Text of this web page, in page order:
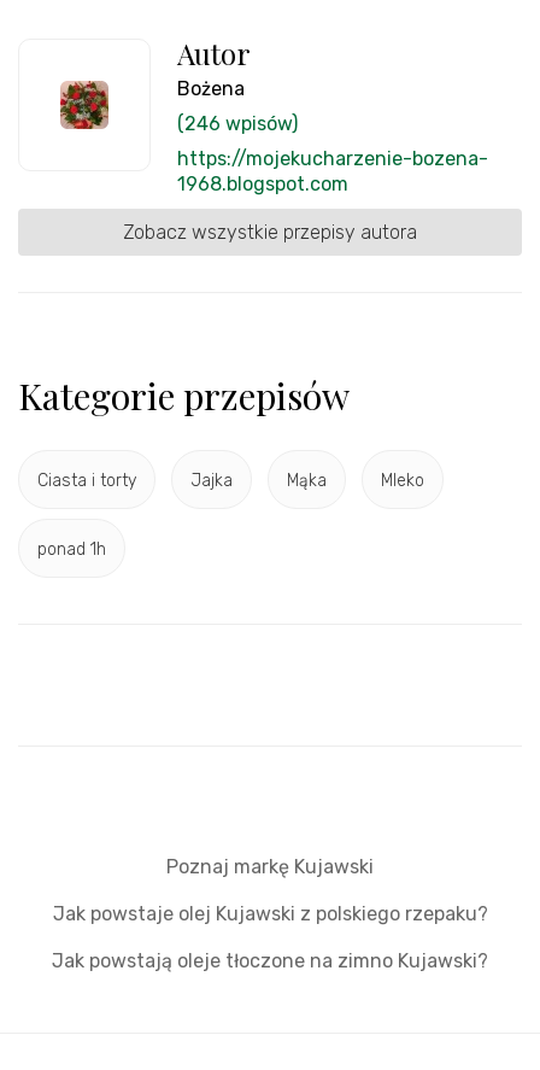
Autor
Bożena
(246 wpisów)
https://mojekucharzenie-bozena-
1968.blogspot.com
Zobacz wszystkie przepisy autora
Kategorie przepisów
Ciasta i torty Jajka Mąka Mleko
ponad 1h
Poznaj markę Kujawski
Jak powstaje olej Kujawski z polskiego rzepaku?
Jak powstają oleje tłoczone na zimno Kujawski?